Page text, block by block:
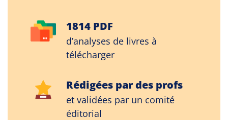
1814 PDF
d’analyses de livres à
télécharger
Rédigées par des profs
et validées par un comité
éditorial